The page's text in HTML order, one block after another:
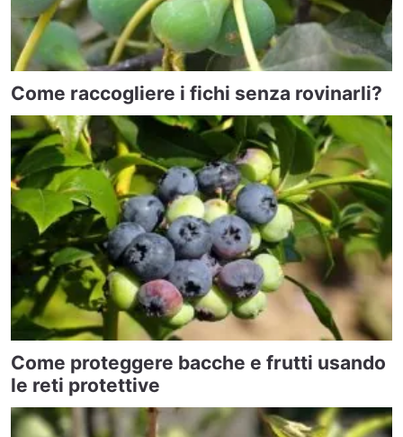
Come raccogliere i fichi senza rovinarli?
Come proteggere bacche e frutti usando
le reti protettive